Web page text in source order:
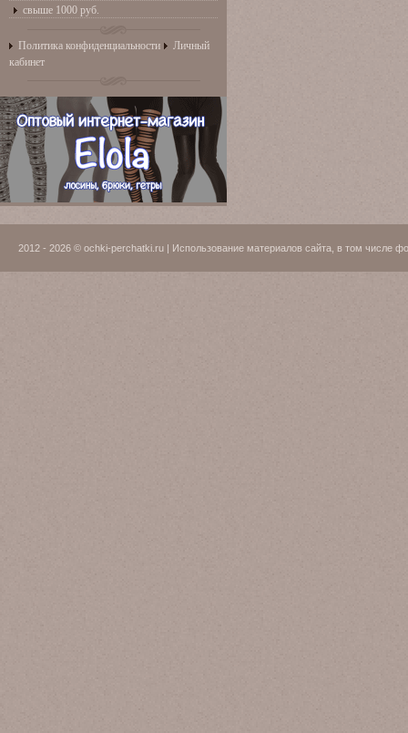
свыше 1000 руб.
Политика конфиденциальности
Личный
кабинет
2012 - 2026 © ochki-perchatki.ru | Использование материалов сайта, в том числе